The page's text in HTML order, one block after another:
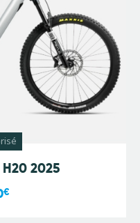
2025
€